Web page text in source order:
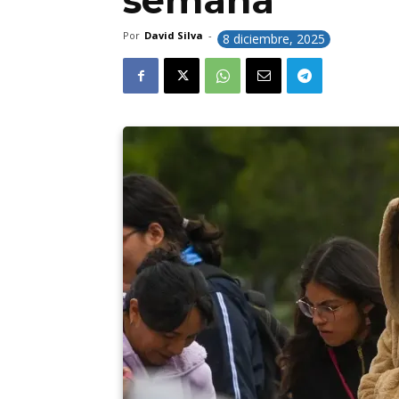
Por David Silva - 8 diciembre, 2025